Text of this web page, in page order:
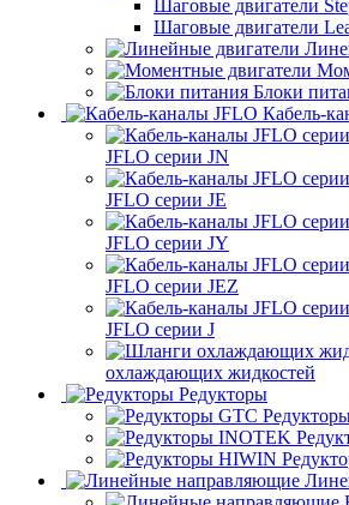
Шаговые двигатели
Шаговые двигатели
Блоки
Кабель-
JFLO серии JN
JFLO серии JE
JFLO серии JY
JFLO серии JEZ
JFLO серии J
охлаждающих жидкостей
Редукторы